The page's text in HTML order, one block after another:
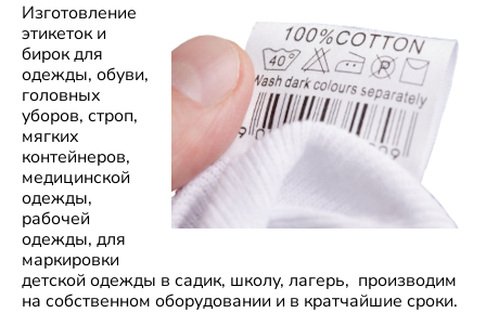
Изготовление
этикеток и
бирок для
одежды, обуви,
головных
уборов, строп,
мягких
контейнеров,
медицинской
одежды,
рабочей
одежды, для
маркировки
детской одежды в садик, школу, лагерь, производим
на собственном оборудовании и в кратчайшие сроки.